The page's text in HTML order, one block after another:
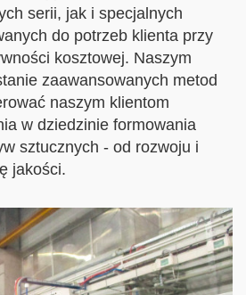
serii, jak i specjalnych
do potrzeb klienta przy
kosztowej. Naszym
zaawansowanych metod
naszym klientom
w dziedzinie formowania
sztucznych - od rozwoju i
jakości.